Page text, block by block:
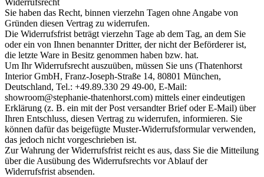
Sie haben das Recht, binnen vierzehn Tagen ohne Angabe von
Gründen diesen Vertrag zu widerrufen.
Die Widerrufsfrist beträgt vierzehn Tage ab dem Tag, an dem Sie
oder ein von Ihnen benannter Dritter, der nicht der Beförderer ist,
die letzte Ware in Besitz genommen haben bzw. hat.
Um Ihr Widerrufsrecht auszuüben, müssen Sie uns (Thatenhorst
Interior GmbH, Franz-Joseph-Straße 14, 80801 München,
Deutschland, Tel.: +49.89.330 29 49-00, E-Mail:
showroom@stephanie-thatenhorst.com) mittels einer eindeutigen
Erklärung (z. B. ein mit der Post versandter Brief oder E-Mail) über
Ihren Entschluss, diesen Vertrag zu widerrufen, informieren. Sie
können dafür das beigefügte Muster-Widerrufsformular verwenden,
das jedoch nicht vorgeschrieben ist.
Zur Wahrung der Widerrufsfrist reicht es aus, dass Sie die Mitteilung
über die Ausübung des Widerrufsrechts vor Ablauf der
Widerrufsfrist absenden.